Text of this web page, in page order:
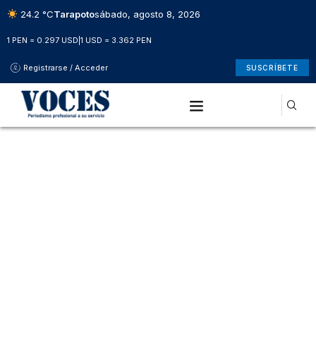
24.2 °CTarapotosábado, agosto 8, 2026
1 PEN = 0.297 USD 1 USD = 3.362 PEN
Registrarse / Acceder SUSCRÍBETE